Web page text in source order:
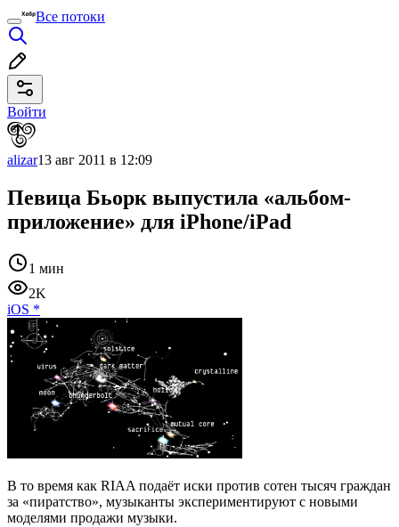
Все потоки
Войти
alizar13 авг 2011 в 12:09
Певица Бьорк выпустила «альбом-
приложение» для iPhone/iPad
1 мин
2K
iOS *
В то время как RIAA подаёт иски против сотен тысяч граждан
за «пиратство», музыканты экспериментируют с новыми
моделями продажи музыки.